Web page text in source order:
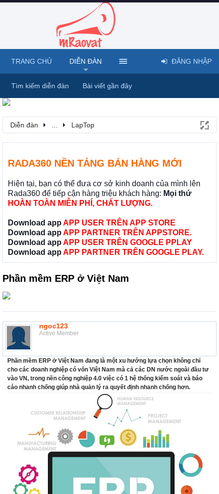
Diễn đàn LapTop
RADA360 NỀN TẢNG BÁN HÀNG MỚI
Hiện tại, bạn có thể đưa cơ sở kinh doanh của mình lên
Rada360 để tiếp cận hàng triệu khách hàng: Mọi thứ
HOÀN TOÀN MIỄN PHÍ, CHẤT LƯỢNG.
Download app APP USER TRÊN APP STORE
Download app APP PARTNER TRÊN APPSTORE.
Download app APP USER TRÊN GOOGLE PPLAY
Download app APP PARTNER TRÊN GOOGLE PLAY.
Phần mềm ERP ở Việt Nam
ngoc123
Active Member
Phần mềm ERP ở Việt Nam đang là một xu hướng lựa chọn không chỉ
cho các doanh nghiệp có vốn Việt Nam mà cả các DN nước ngoài đầu tư
vào VN, trong nền công nghiệp 4.0 việc có 1 hệ thống kiểm soát và báo
cáo nhanh chống giúp nhà quản lý ra quyết định nhanh chống hơn.
TRANG CHỦ DIỄN ĐÀN
Tìm kiếm diễn đàn Bài viết gần đây
ĐĂNG NHẬP